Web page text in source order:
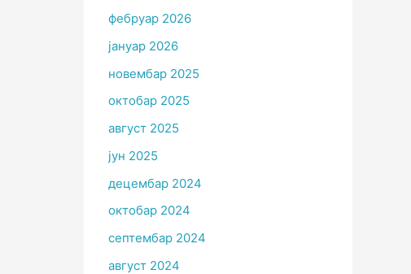
фебруар 2026
јануар 2026
новембар 2025
октобар 2025
август 2025
јун 2025
децембар 2024
октобар 2024
септембар 2024
август 2024